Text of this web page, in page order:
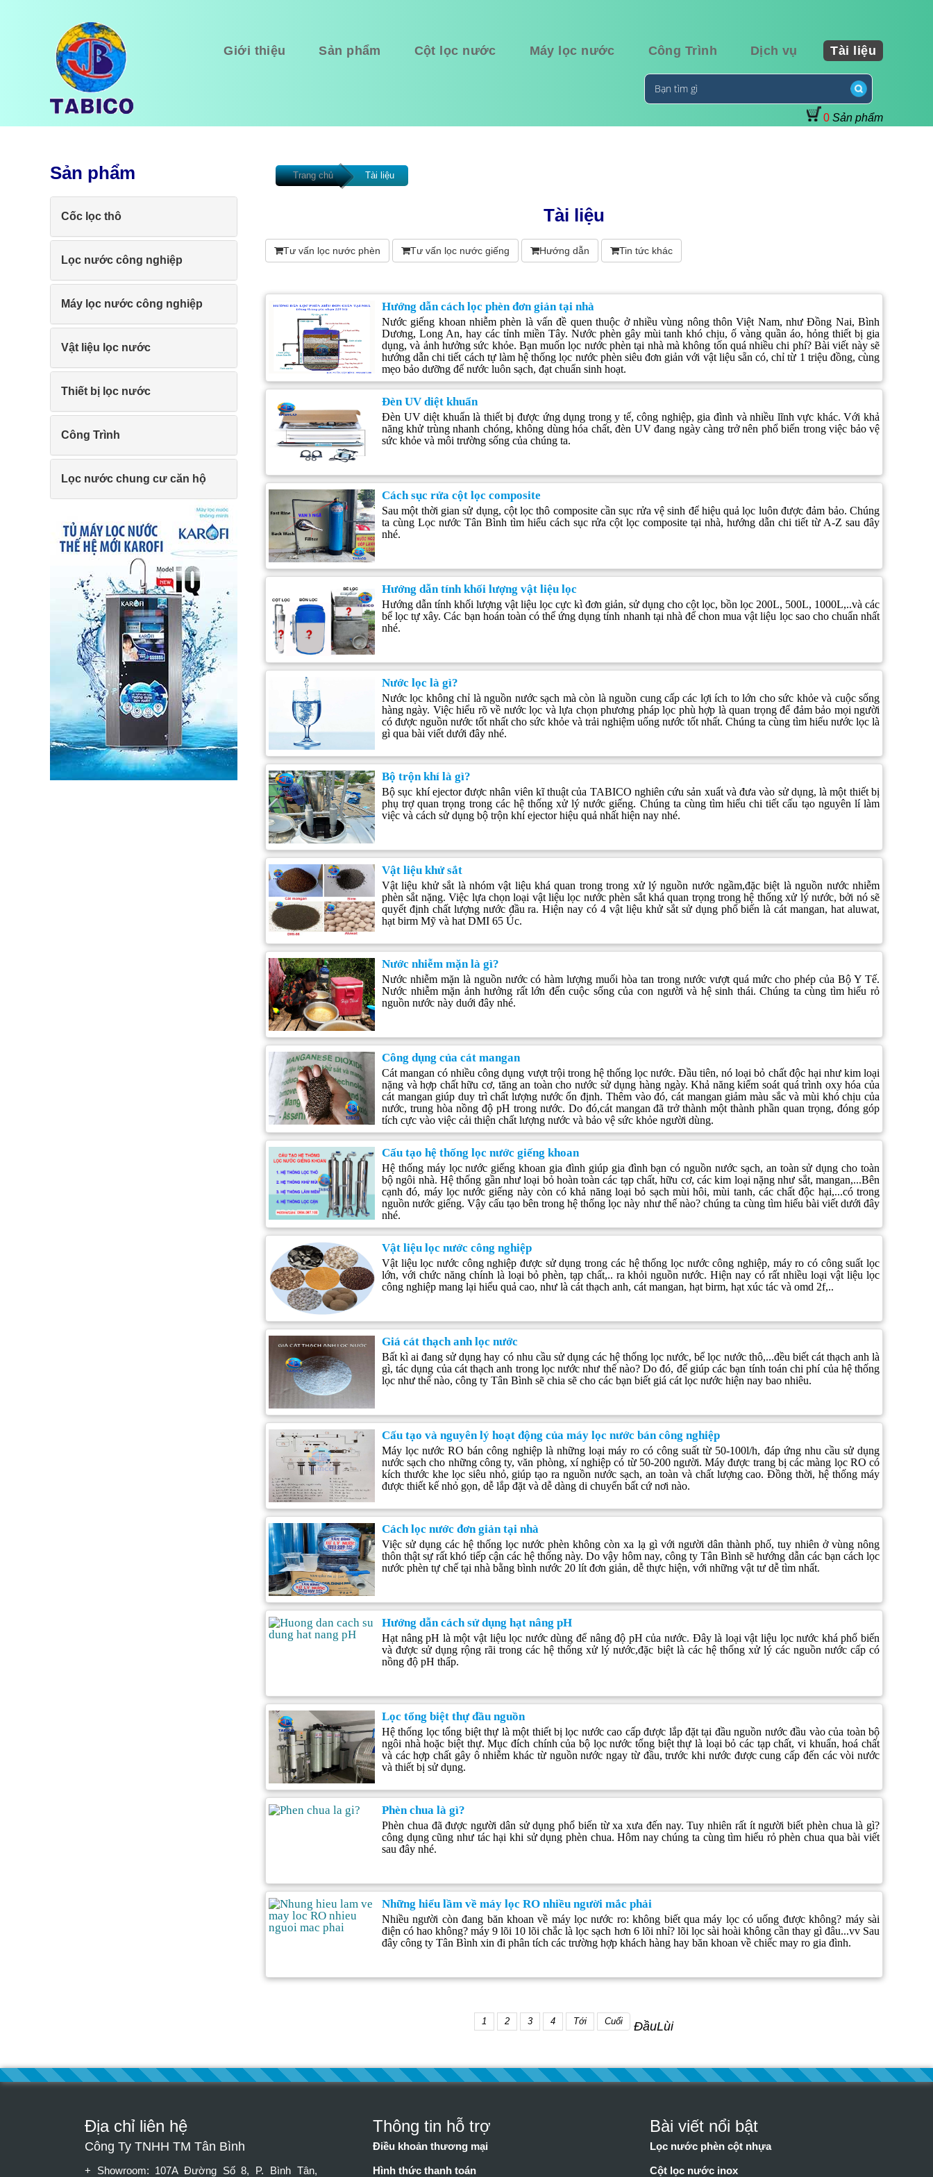
Giới thiệu Sản phẩm Cột lọc nước Máy lọc nước Công Trình Dịch vụ Tài liệu
0 Sản phẩm
Sản phẩm
Cốc lọc thô
Lọc nước công nghiệp
Máy lọc nước công nghiệp
Vật liệu lọc nước
Thiết bị lọc nước
Công Trình
Lọc nước chung cư căn hộ
Trang chủ Tài liệu
Tài liệu
Tư vấn lọc nước phèn Tư vấn lọc nước giếng Hướng dẫn Tin tức khác
Hướng dẫn cách lọc phèn đơn giản tại nhà
Nước giếng khoan nhiễm phèn là vấn đề quen thuộc ở nhiều vùng nông thôn Việt Nam, như Đồng Nai, Bình
Dương, Long An, hay các tỉnh miền Tây. Nước phèn gây mùi tanh khó chịu, ố vàng quần áo, hỏng thiết bị gia
dụng, và ảnh hưởng sức khỏe. Bạn muốn lọc nước phèn tại nhà mà không tốn quá nhiều chi phí? Bài viết này sẽ
hướng dẫn chi tiết cách tự làm hệ thống lọc nước phèn siêu đơn giản với vật liệu sẵn có, chỉ từ 1 triệu đồng, cùng
mẹo bảo dưỡng để nước luôn sạch, đạt chuẩn sinh hoạt.
Đèn UV diệt khuẩn
Đèn UV diệt khuẩn là thiết bị được ứng dụng trong y tế, công nghiệp, gia đình và nhiều lĩnh vực khác. Với khả
năng khử trùng nhanh chóng, không dùng hóa chất, đèn UV đang ngày càng trở nên phổ biến trong việc bảo vệ
sức khỏe và môi trường sống của chúng ta.
Cách sục rửa cột lọc composite
Sau một thời gian sử dụng, cột lọc thô composite cần sục rửa vệ sinh để hiệu quả lọc luôn được đảm bảo. Chúng
ta cùng Lọc nước Tân Bình tìm hiểu cách sục rửa cột lọc composite tại nhà, hướng dẫn chi tiết từ A-Z sau đây
nhé.
Hướng dẫn tính khối lượng vật liệu lọc
Hướng dẫn tính khối lượng vật liệu lọc cực kì đơn giản, sử dụng cho cột lọc, bồn lọc 200L, 500L, 1000L,..và các
bể lọc tự xây. Các bạn hoán toàn có thể ứng dụng tính nhanh tại nhà để chon mua vật liệu lọc sao cho chuẩn nhất
nhé.
Nước lọc là gì?
Nước lọc không chỉ là nguồn nước sạch mà còn là nguồn cung cấp các lợi ích to lớn cho sức khỏe và cuộc sống
hàng ngày. Việc hiểu rõ về nước lọc và lựa chọn phương pháp lọc phù hợp là quan trọng để đảm bảo mọi người
có được nguồn nước tốt nhất cho sức khỏe và trải nghiệm uống nước tốt nhất. Chúng ta cùng tìm hiểu nước lọc là
gì qua bài viết dưới đây nhé.
Bộ trộn khí là gì?
Bộ sục khí ejector được nhân viên kĩ thuật của TABICO nghiên cứu sản xuất và đưa vào sử dụng, là một thiết bị
phụ trợ quan trọng trong các hệ thống xử lý nước giếng. Chúng ta cùng tìm hiểu chi tiết cấu tạo nguyên lí làm
việc và cách sử dụng bộ trộn khí ejector hiệu quả nhất hiện nay nhé.
Vật liệu khử sắt
Vật liệu khử sắt là nhóm vật liệu khá quan trong trong xử lý nguồn nước ngầm,đặc biệt là nguồn nước nhiễm
phèn sắt nặng. Việc lựa chọn loại vật liệu lọc nước phèn sắt khá quan trọng trong hệ thống xử lý nước, bởi nó sẽ
quyết định chất lượng nước đầu ra. Hiện nay có 4 vật liệu khử sắt sử dụng phổ biến là cát mangan, hat aluwat,
hạt birm Mỹ và hat DMI 65 Úc.
Nước nhiễm mặn là gì?
Nước nhiễm mặn là nguồn nước có hàm lượng muối hòa tan trong nước vượt quá mức cho phép của Bộ Y Tế.
Nước nhiễm mặn ảnh hưởng rất lớn đến cuộc sống của con người và hệ sinh thái. Chúng ta cùng tìm hiểu rỏ
nguồn nước này duới đây nhé.
Công dụng của cát mangan
Cát mangan có nhiều công dụng vượt trội trong hệ thống lọc nước. Đầu tiên, nó loại bỏ chất độc hại như kim loại
nặng và hợp chất hữu cơ, tăng an toàn cho nước sử dụng hàng ngày. Khả năng kiểm soát quá trình oxy hóa của
cát mangan giúp duy trì chất lượng nước ổn định. Thêm vào đó, cát mangan giảm màu sắc và mùi khó chịu của
nước, trung hòa nồng độ pH trong nước. Do đó,cát mangan đã trở thành một thành phần quan trọng, đóng góp
tích cực vào việc cải thiện chất lượng nước và bảo vệ sức khỏe người dùng.
Cấu tạo hệ thống lọc nước giếng khoan
Hệ thống máy lọc nước giếng khoan gia đình giúp gia đình bạn có nguồn nước sạch, an toàn sử dụng cho toàn
bộ ngôi nhà. Hệ thống gần như loại bỏ hoàn toàn các tạp chất, hữu cơ, các kim loại nặng như sắt, mangan,...Bên
cạnh đó, máy lọc nước giếng này còn có khả năng loại bỏ sạch mùi hôi, mùi tanh, các chất độc hại,...có trong
nguồn nước giếng. Vậy cấu tạo bên trong hệ thống lọc này như thế nào? chúng ta cùng tìm hiểu bài viết dưới đây
nhé.
Vật liệu lọc nước công nghiệp
Vật liệu lọc nước công nghiệp được sử dụng trong các hệ thống lọc nước công nghiệp, máy ro có công suất lọc
lớn, với chức năng chính là loại bỏ phèn, tạp chất,.. ra khỏi nguồn nước. Hiện nay có rất nhiều loại vật liệu lọc
công nghiệp mang lại hiểu quả cao, như là cát thạch anh, cát mangan, hạt birm, hạt xúc tác và omd 2f,..
Giá cát thạch anh lọc nước
Bất kì ai đang sử dụng hay có nhu cầu sử dụng các hệ thống lọc nước, bể lọc nước thô,...đều biết cát thạch anh là
gì, tác dụng của cát thạch anh trong lọc nước như thế nào? Do đó, để giúp các bạn tính toán chi phí của hệ thống
lọc như thế nào, công ty Tân Bình sẽ chia sẽ cho các bạn biết giá cát lọc nước hiện nay bao nhiêu.
Cấu tạo và nguyên lý hoạt động của máy lọc nước bán công nghiệp
Máy lọc nước RO bán công nghiệp là những loại máy ro có công suất từ 50-100l/h, đáp ứng nhu cầu sử dụng
nước sạch cho những công ty, văn phòng, xí nghiệp có từ 50-200 người. Máy được trang bị các màng lọc RO có
kích thước khe lọc siêu nhỏ, giúp tạo ra nguồn nước sạch, an toàn và chất lượng cao. Đồng thời, hệ thống máy
được thiết kế nhỏ gọn, dễ lắp đặt và dễ dàng di chuyển bất cứ nơi nào.
Cách lọc nước đơn giản tại nhà
Việc sử dụng các hệ thống lọc nước phèn không còn xa lạ gì với người dân thành phố, tuy nhiên ở vùng nông
thôn thật sự rất khó tiếp cận các hệ thống này. Do vậy hôm nay, công ty Tân Bình sẽ hướng dẫn các bạn cách lọc
nước phèn tự chế tại nhà bằng bình nước 20 lít đơn giản, dễ thực hiện, với những vật tư dễ tìm nhất.
Hướng dẫn cách sử dụng hạt nâng pH
Hạt nâng pH là một vật liệu lọc nước dùng để nâng độ pH của nước. Đây là loại vật liệu lọc nước khá phổ biến
và được sử dụng rộng rãi trong các hệ thống xử lý nước,đặc biệt là các hệ thống xử lý các nguồn nước cấp có
nồng độ pH thấp.
Lọc tổng biệt thự đầu nguồn
Hệ thống lọc tổng biệt thự là một thiết bị lọc nước cao cấp được lắp đặt tại đầu nguồn nước đầu vào của toàn bộ
ngôi nhà hoặc biệt thự. Mục đích chính của bộ lọc nước tổng biệt thự là loại bỏ các tạp chất, vi khuẩn, hoá chất
và các hợp chất gây ô nhiễm khác từ nguồn nước ngay từ đầu, trước khi nước được cung cấp đến các vòi nước
và thiết bị sử dụng.
Phèn chua là gì?
Phèn chua đã được người dân sử dụng phổ biến từ xa xưa đến nay. Tuy nhiên rất ít người biết phèn chua là gì?
công dụng cũng như tác hại khi sử dụng phèn chua. Hôm nay chúng ta cùng tìm hiểu rỏ phèn chua qua bài viết
sau đây nhé.
Những hiểu lầm về máy lọc RO nhiều người mắc phải
Nhiều người còn đang băn khoan về máy lọc nước ro: không biết qua máy lọc có uống được không? máy sài
điện có hao không? máy 9 lõi 10 lõi chắc là lọc sạch hơn 6 lõi nhỉ? lõi lọc sài hoài không cần thay gì đâu...vv Sau
đây công ty Tân Bình xin đi phân tích các trường hợp khách hàng hay băn khoan về chiếc may ro gia đình.
ĐầuLùi
1 2 3 4 Tới Cuối
Địa chỉ liên hệ
Công Ty TNHH TM Tân Bình
+ Showroom: 107A Đường Số 8, P. Bình Tân,
Thông tin hỗ trợ
Điều khoản thương mại
Hình thức thanh toán
Bài viết nổi bật
Lọc nước phèn cột nhựa
Cột lọc nước inox